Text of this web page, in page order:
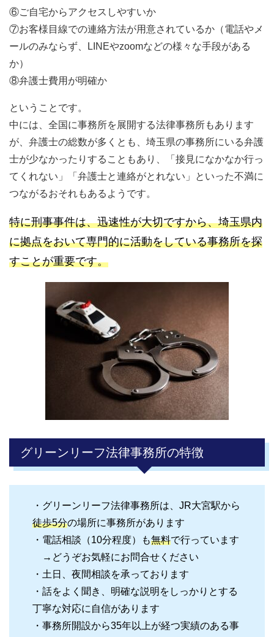
⑥ご自宅からアクセスしやすいか
⑦お客様目線での連絡方法が用意されているか（電話やメ
ールのみならず、LINEやzoomなどの様々な手段がある
か）
⑧弁護士費用が明確か
ということです。
中には、全国に事務所を展開する法律事務所もあります
が、弁護士の総数が多くとも、埼玉県の事務所にいる弁護
士が少なかったりすることもあり、「接見になかなか行っ
てくれない」「弁護士と連絡がとれない」といった不満に
つながるおそれもあるようです。
特に刑事事件は、迅速性が大切ですから、埼玉県内
に拠点をおいて専門的に活動をしている事務所を探
すことが重要です。
グリーンリーフ法律事務所の特徴
・グリーンリーフ法律事務所は、JR大宮駅から
徒歩5分の場所に事務所があります
・電話相談（10分程度）も無料で行っています
→どうぞお気軽にお問合せください
・土日、夜間相談を承っております
・話をよく聞き、明確な説明をしっかりとする
丁寧な対応に自信があります
・事務所開設から35年以上が経つ実績のある事